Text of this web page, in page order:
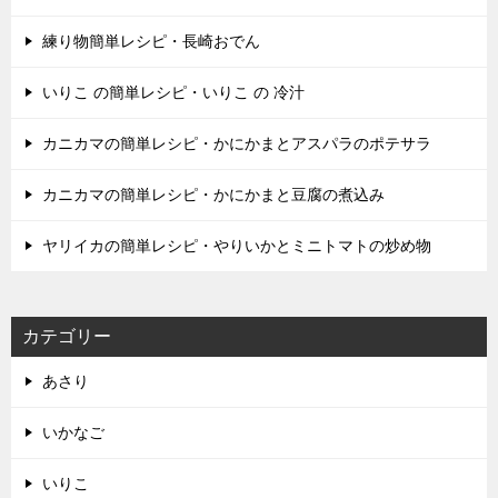
練り物簡単レシピ・長崎おでん
いりこ の簡単レシピ・いりこ の 冷汁
カニカマの簡単レシピ・かにかまとアスパラのポテサラ
カニカマの簡単レシピ・かにかまと豆腐の煮込み
ヤリイカの簡単レシピ・やりいかとミニトマトの炒め物
カテゴリー
あさり
いかなご
いりこ